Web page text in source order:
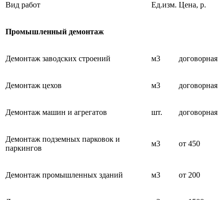
Вид работ Ед.изм. Цена, р.
Промышленный демонтаж
Демонтаж заводских строений м3 договорная
Демонтаж цехов м3 договорная
Демонтаж машин и агрегатов шт. договорная
Демонтаж подземных парковок и
паркингов
м3 от 450
Демонтаж промышленных зданий м3 от 200